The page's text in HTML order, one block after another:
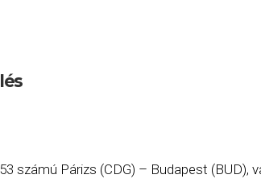
számú Párizs (CDG) – Budapest (BUD),